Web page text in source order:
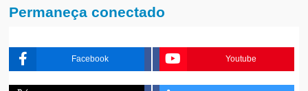
Permaneça conectado
Facebook Youtube